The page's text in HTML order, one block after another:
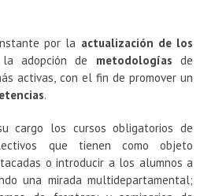
por la actualización de los
adopción de metodologías de
activas, con el fin de promover un
.
cargo los cursos obligatorios de
que tienen como objeto
o introducir a los alumnos a
una mirada multidepartamental;